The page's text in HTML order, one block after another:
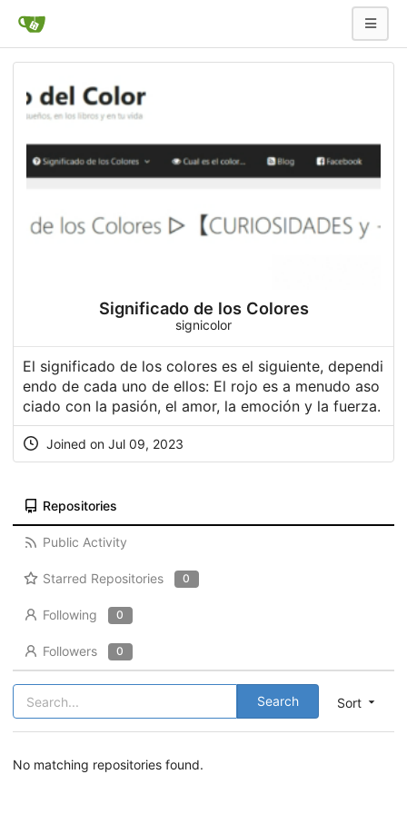
Significado de los Colores
signicolor
El significado de los colores es el siguiente, dependi
endo de cada uno de ellos: El rojo es a menudo aso
ciado con la pasión, el amor, la emoción y la fuerza.
Joined on Jul 09, 2023
Repositories
Public Activity
Starred Repositories 0
Following 0
Followers 0
Sort
Search
No matching repositories found.